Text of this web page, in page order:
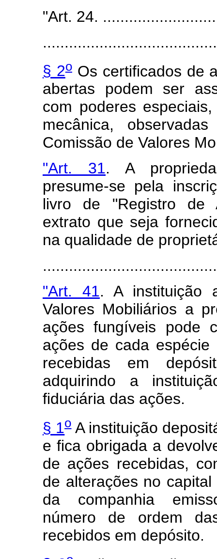
"Art. 24.
§ 2oOs certificados de
abertas podem ser
com poderes
mecânica,
Comissão de Valores
"Art. 31. A
presume-se pela
livro de "Registro de
extrato que seja
na qualidade de
"Art. 41. A instituição
Valores Mobiliários a
ações fungíveis pode
ações de cada
recebidas em
adquirindo a
fiduciária das ações.
§ 1oA instituição
e fica obrigada a
de ações recebidas,
de alterações no
da companhia
número de ordem
recebidos em depósito.